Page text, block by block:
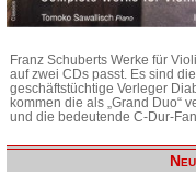
Franz Schuberts Werke für
auf zwei CDs passt. Es sind
geschäftstüchtige Verleger
kommen die als „Grand Duo“
und die bedeutende C-Dur-